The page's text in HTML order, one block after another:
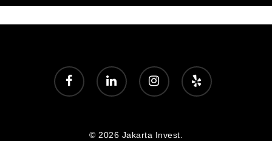
facebook linkedin instagram yelp
© 2026 Jakarta Invest.